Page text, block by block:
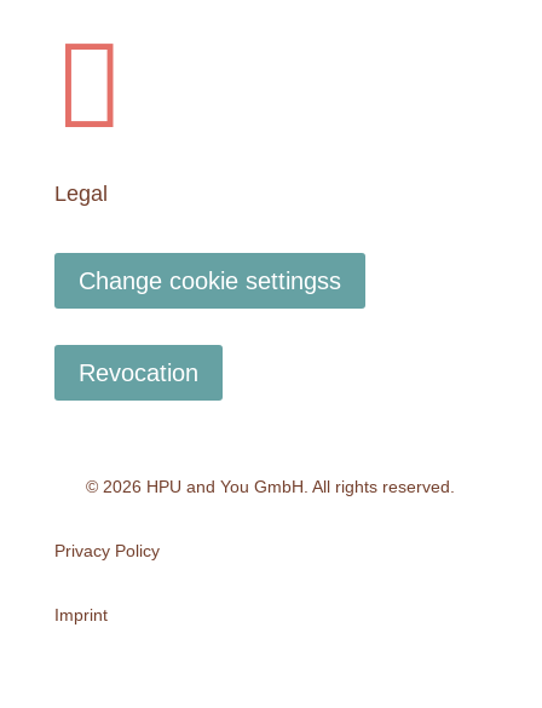

Legal
Change cookie settingss
Revocation
© 2026 HPU and YouGmbH . All rights reserved.
Privacy Policy
Imprint